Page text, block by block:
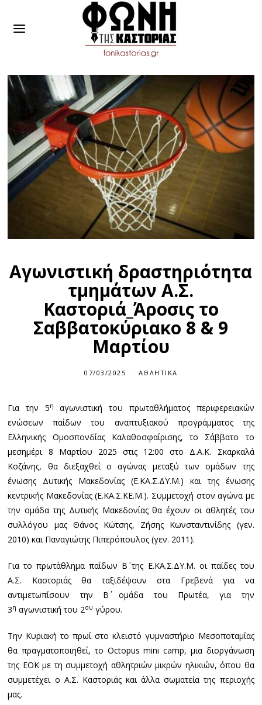
Αγωνιστική δραστηριότητα
τμημάτων Α.Σ.
Καστοριά_Άροσις το
Σαββατοκύριακο 8 & 9
Μαρτίου
07/03/2025 ΑΘΛΗΤΙΚΆ
Για την 5η
αγωνιστική του πρωταθλήματος περιφερειακών
ενώσεων παίδων του αναπτυξιακού προγράμματος της
Ελληνικής Ομοσπονδίας Καλαθοσφαίρισης, το Σάββατο το
μεσημέρι 8 Μαρτίου 2025 στις 12:00 στο Δ.Α.Κ. Σκαρκαλά
Κοζάνης, θα διεξαχθεί ο αγώνας μεταξύ των ομάδων της
ένωσης Δυτικής Μακεδονίας (Ε.ΚΑ.Σ.ΔΥ.Μ.) και της ένωσης
κεντρικής Μακεδονίας (Ε.ΚΑ.Σ.ΚΕ.Μ.). Συμμετοχή στον αγώνα με
την ομάδα της Δυτικής Μακεδονίας θα έχουν οι αθλητές του
συλλόγου μας Θάνος Κώτσης, Ζήσης Κωνσταντινίδης (γεν.
2010) και Παναγιώτης Πιπερόπουλος (γεν. 2011).
Για το πρωτάθλημα παίδων Β΄ της Ε.ΚΑ.Σ.ΔΥ.Μ. οι παίδες του
Α.Σ. Καστοριάς θα ταξιδέψουν στα Γρεβενά για να
αντιμετωπίσουν την Β΄ ομάδα του Πρωτέα, για την
3η αγωνιστική του 2ου γύρου.
Την Κυριακή το πρωί στο κλειστό γυμναστήριο Μεσοποταμίας
θα πραγματοποιηθεί, το Octopus mini camp, μια διοργάνωση
της ΕΟΚ με τη συμμετοχή αθλητριών μικρών ηλικιών, όπου θα
συμμετέχει ο Α.Σ. Καστοριάς και άλλα σωματεία της περιοχής
μας.